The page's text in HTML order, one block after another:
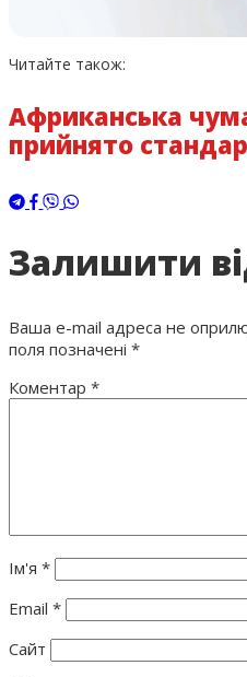
Читайте також:
Африканська
прийнято
Залишити
Ваша e-mail адреса не
поля позначені *
Коментар *
Ім'я *
Email *
Сайт